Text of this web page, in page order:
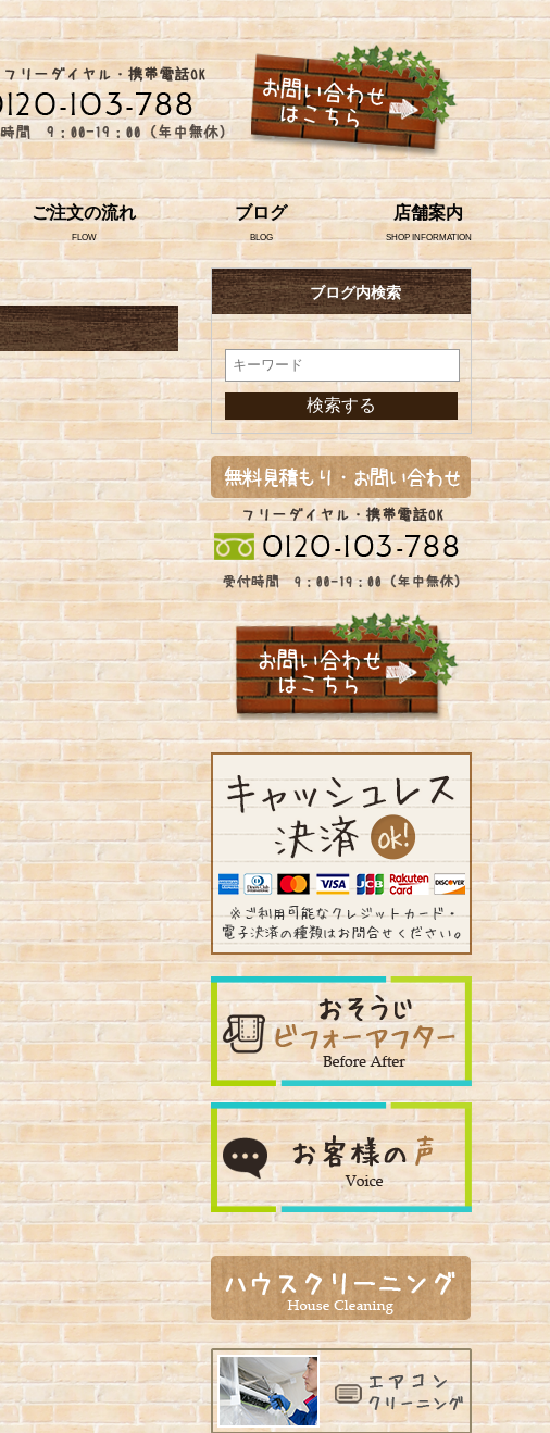
ご注文の流れ
FLOW
ブログ
BLOG
店舗案内
SHOP INFORMATION
ブログ内検索